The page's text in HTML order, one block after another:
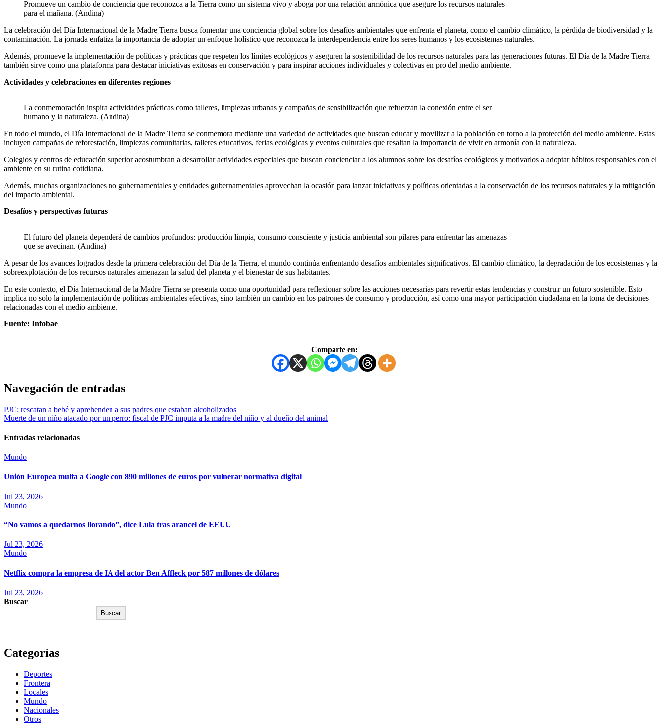
Promueve un cambio de conciencia que reconozca a la Tierra como un sistema vivo y aboga por una relación armónica que asegure los recursos naturales
para el mañana. (Andina)
La celebración del Día Internacional de la Madre Tierra busca fomentar una conciencia global sobre los desafíos ambientales que enfrenta el planeta, como el cambio climático, la pérdida de biodiversidad y la
contaminación. La jornada enfatiza la importancia de adoptar un enfoque holístico que reconozca la interdependencia entre los seres humanos y los ecosistemas naturales.
Además, promueve la implementación de políticas y prácticas que respeten los límites ecológicos y aseguren la sostenibilidad de los recursos naturales para las generaciones futuras. El Día de la Madre Tierra
también sirve como una plataforma para destacar iniciativas exitosas en conservación y para inspirar acciones individuales y colectivas en pro del medio ambiente.
Actividades y celebraciones en diferentes regiones
La conmemoración inspira actividades prácticas como talleres, limpiezas urbanas y campañas de sensibilización que refuerzan la conexión entre el ser
humano y la naturaleza. (Andina)
En todo el mundo, el Día Internacional de la Madre Tierra se conmemora mediante una variedad de actividades que buscan educar y movilizar a la población en torno a la protección del medio ambiente. Estas
incluyen campañas de reforestación, limpiezas comunitarias, talleres educativos, ferias ecológicas y eventos culturales que resaltan la importancia de vivir en armonía con la naturaleza.
Colegios y centros de educación superior acostumbran a desarrollar actividades especiales que buscan concienciar a los alumnos sobre los desafíos ecológicos y motivarlos a adoptar hábitos responsables con el
ambiente en su rutina cotidiana.
Además, muchas organizaciones no gubernamentales y entidades gubernamentales aprovechan la ocasión para lanzar iniciativas y políticas orientadas a la conservación de los recursos naturales y la mitigación
del impacto ambiental.
Desafíos y perspectivas futuras
El futuro del planeta dependerá de cambios profundos: producción limpia, consumo consciente y justicia ambiental son pilares para enfrentar las amenazas
que se avecinan. (Andina)
A pesar de los avances logrados desde la primera celebración del Día de la Tierra, el mundo continúa enfrentando desafíos ambientales significativos. El cambio climático, la degradación de los ecosistemas y la
sobreexplotación de los recursos naturales amenazan la salud del planeta y el bienestar de sus habitantes.
En este contexto, el Día Internacional de la Madre Tierra se presenta como una oportunidad para reflexionar sobre las acciones necesarias para revertir estas tendencias y construir un futuro sostenible. Esto
implica no solo la implementación de políticas ambientales efectivas, sino también un cambio en los patrones de consumo y producción, así como una mayor participación ciudadana en la toma de decisiones
relacionadas con el medio ambiente.
Fuente: Infobae
Comparte en:
Navegación de entradas
PJC: rescatan a bebé y aprehenden a sus padres que estaban alcoholizados
Muerte de un niño atacado por un perro: fiscal de PJC imputa a la madre del niño y al dueño del animal
Entradas relacionadas
Mundo
Unión Europea multa a Google con 890 millones de euros por vulnerar normativa digital
Jul 23, 2026
Mundo
“No vamos a quedarnos llorando”, dice Lula tras arancel de EEUU
Jul 23, 2026
Mundo
Netflix compra la empresa de IA del actor Ben Affleck por 587 millones de dólares
Jul 23, 2026
Buscar
Buscar
Categorías
Deportes
Frontera
Locales
Mundo
Nacionales
Otros